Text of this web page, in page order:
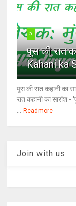
5
पूस की रात
Kahani ka
पूस की रात कहानी
रात कहानी का सारांश
Readmore
Join with us